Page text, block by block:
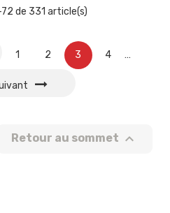
de 331 article(s)
1 2 3 4 …
Retour au sommet 